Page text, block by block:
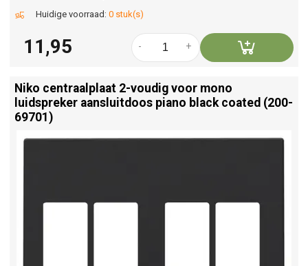
Huidige voorraad: 0 stuk(s)
11,95 +
-
Niko centraalplaat 2-voudig voor mono
luidspreker aansluitdoos piano black coated (200-
69701)